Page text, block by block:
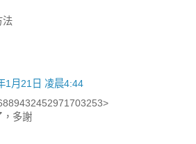
法
1月21日 凌晨4:44
，多謝